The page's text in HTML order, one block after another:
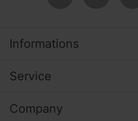
Informations
Service
Company